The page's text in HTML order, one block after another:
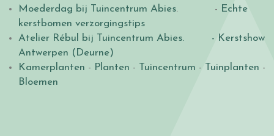
Moederdag bij Tuincentrum Abies. - Echte
kerstbomen verzorgingstips
Atelier Rébul bij Tuincentrum Abies.
- Kerstshow
Antwerpen (Deurne)
Kamerplanten - Planten - Tuincentrum - Tuinplanten -
Bloemen